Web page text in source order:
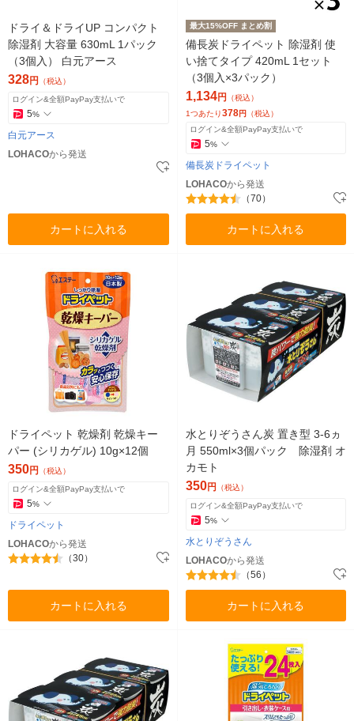
ドライ＆ドライUP コンパクト
除湿剤 大容量 630mL 1パック
（3個入） 白元アース
328円 （税込）
ログイン&全額PayPay支払いで
5%
白元アース
LOHACOから発送
カートに入れる
最大15%OFF まとめ割
備長炭ドライペット 除湿剤 使
い捨てタイプ 420mL 1セット
（3個入×3パック）
1,134円 （税込）
1つあたり378円 （税込）
ログイン&全額PayPay支払いで
5%
備長炭ドライペット
LOHACOから発送
（70）
カートに入れる
ドライペット 乾燥剤 乾燥キー
パー (シリカゲル) 10g×12個
350円 （税込）
ログイン&全額PayPay支払いで
5%
ドライペット
LOHACOから発送
（30）
カートに入れる
水とりぞうさん炭 置き型 3-6ヵ
月 550ml×3個パック 除湿剤 オ
カモト
350円 （税込）
ログイン&全額PayPay支払いで
5%
水とりぞうさん
LOHACOから発送
（56）
カートに入れる